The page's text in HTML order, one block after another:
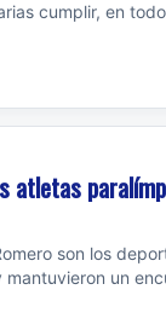
cumplir, en
atletas
son los
un